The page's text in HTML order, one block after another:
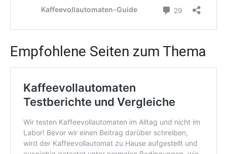
Empfohlene Seiten zum Thema